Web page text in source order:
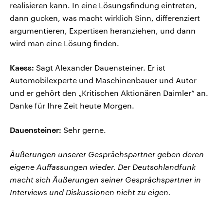
realisieren kann. In eine Lösungsfindung eintreten,
dann gucken, was macht wirklich Sinn, differenziert
argumentieren, Expertisen heranziehen, und dann
wird man eine Lösung finden.
Kaess: Sagt Alexander Dauensteiner. Er ist
Automobilexperte und Maschinenbauer und Autor
und er gehört den „Kritischen Aktionären Daimler“ an.
Danke für Ihre Zeit heute Morgen.
Dauensteiner: Sehr gerne.
Äußerungen unserer Gesprächspartner geben deren
eigene Auffassungen wieder. Der Deutschlandfunk
macht sich Äußerungen seiner Gesprächspartner in
Interviews und Diskussionen nicht zu eigen.